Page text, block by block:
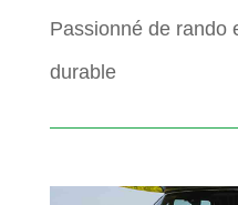
Passionné de rando
durable